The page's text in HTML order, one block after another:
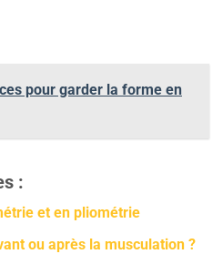
pour garder la forme en
:
et en pliométrie
ou après la musculation ?